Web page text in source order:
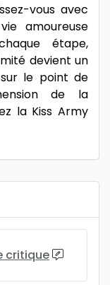
vous avec
amoureuse
étape,
devient un
le point de
de la
la Kiss Army
critique